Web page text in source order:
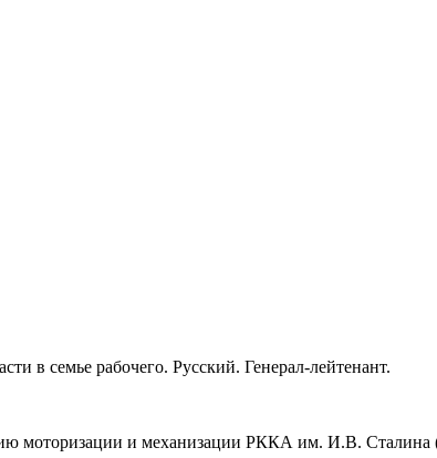
в семье рабочего. Русский. Генерал-лейтенант.
моторизации и механизации РККА им. И.В.